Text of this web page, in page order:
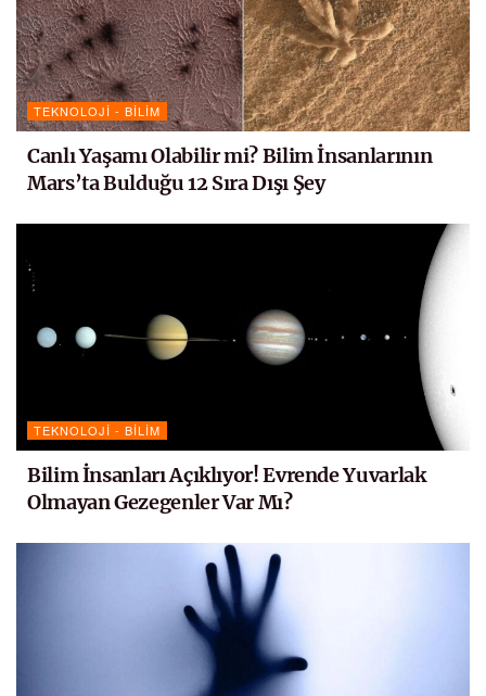
TEKNOLOJI - BILIM
Canlı Yaşamı Olabilir mi? Bilim İnsanlarının
Mars’ta Bulduğu 12 Sıra Dışı Şey
TEKNOLOJI - BILIM
Bilim İnsanları Açıklıyor! Evrende Yuvarlak
Olmayan Gezegenler Var Mı?